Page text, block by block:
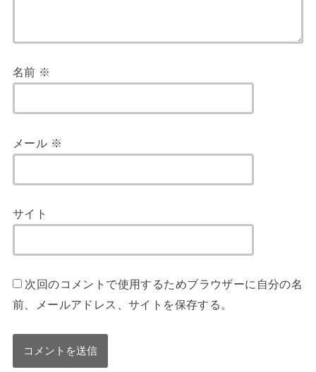
名前 ※
メール ※
サイト
次回のコメントで使用するためブラウザーに自分の名
前、メールアドレス、サイトを保存する。